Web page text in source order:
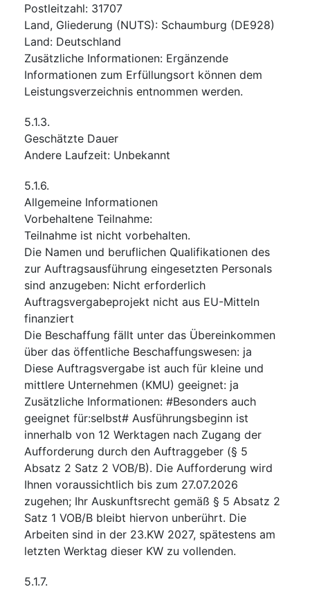
Postleitzahl: 31707
Land, Gliederung (NUTS): Schaumburg (DE928)
Land: Deutschland
Zusätzliche Informationen: Ergänzende
Informationen zum Erfüllungsort können dem
Leistungsverzeichnis entnommen werden.
5.1.3.
Geschätzte Dauer
Andere Laufzeit: Unbekannt
5.1.6.
Allgemeine Informationen
Vorbehaltene Teilnahme:
Teilnahme ist nicht vorbehalten.
Die Namen und beruflichen Qualifikationen des
zur Auftragsausführung eingesetzten Personals
sind anzugeben: Nicht erforderlich
Auftragsvergabeprojekt nicht aus EU-Mitteln
finanziert
Die Beschaffung fällt unter das Übereinkommen
über das öffentliche Beschaffungswesen: ja
Diese Auftragsvergabe ist auch für kleine und
mittlere Unternehmen (KMU) geeignet: ja
Zusätzliche Informationen: #Besonders auch
geeignet für:selbst# Ausführungsbeginn ist
innerhalb von 12 Werktagen nach Zugang der
Aufforderung durch den Auftraggeber (§ 5
Absatz 2 Satz 2 VOB/B). Die Aufforderung wird
Ihnen voraussichtlich bis zum 27.07.2026
zugehen; Ihr Auskunftsrecht gemäß § 5 Absatz 2
Satz 1 VOB/B bleibt hiervon unberührt. Die
Arbeiten sind in der 23.KW 2027, spätestens am
letzten Werktag dieser KW zu vollenden.
5.1.7.